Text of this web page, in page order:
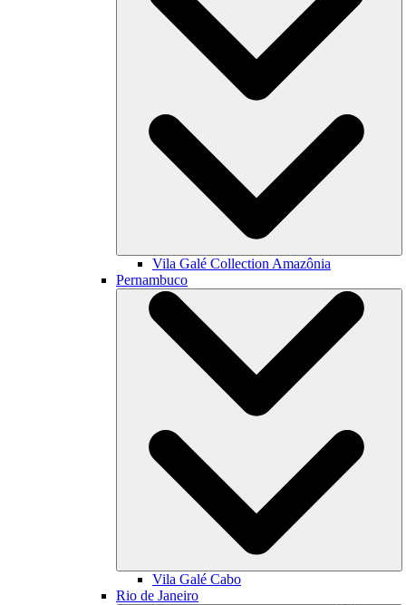
Vila Galé Collection Amazônia
Pernambuco
Vila Galé Cabo
Rio de Janeiro